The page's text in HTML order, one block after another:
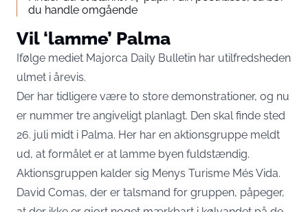
du handle omgående
Vil ‘lamme’ Palma
Ifølge mediet Majorca Daily Bulletin har utilfredsheden
ulmet i årevis.
Der har tidligere være to store demonstrationer, og nu
er nummer tre angiveligt planlagt. Den skal finde sted
26. juli midt i Palma. Her har en aktionsgruppe meldt
ud, at formålet er at lamme byen fuldstændig.
Aktionsgruppen kalder sig Menys Turisme Més Vida.
David Comas, der er talsmand for gruppen, påpeger,